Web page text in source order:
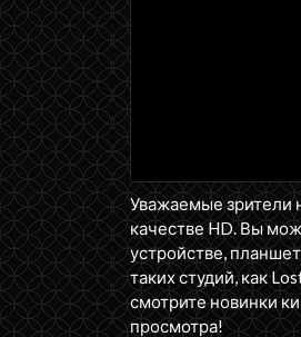
Уважаемые зрители
качестве HD. Вы
устройстве,
таких студий, как
смотрите новинки
просмотра!